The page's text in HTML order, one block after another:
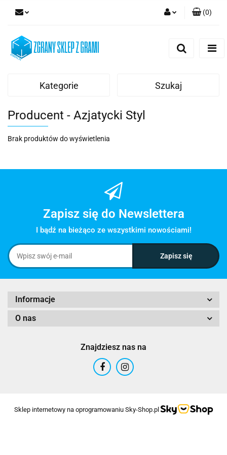
(0)
Kategorie Szukaj
Producent - Azjatycki Styl
Brak produktów do wyświetlenia
Zapisz się do Newslettera
I bądź na bieżąco ze wszystkimi nowościami!
Informacje
O nas
Znajdziesz nas na
Sklep internetowy na oprogramowaniu Sky-Shop.pl